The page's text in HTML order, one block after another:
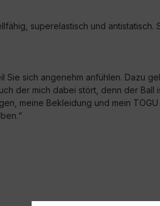
superelastisch und
Sie sich angenehm anfühlen. Dazu
der mich dabei stört, denn der
meine Bekleidung und mein